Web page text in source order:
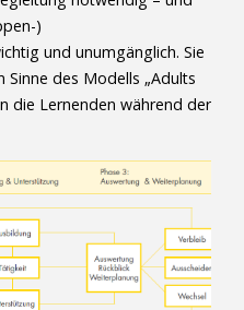
)
und unumgänglich. Sie
des Modells „Adults
die Lernenden während der